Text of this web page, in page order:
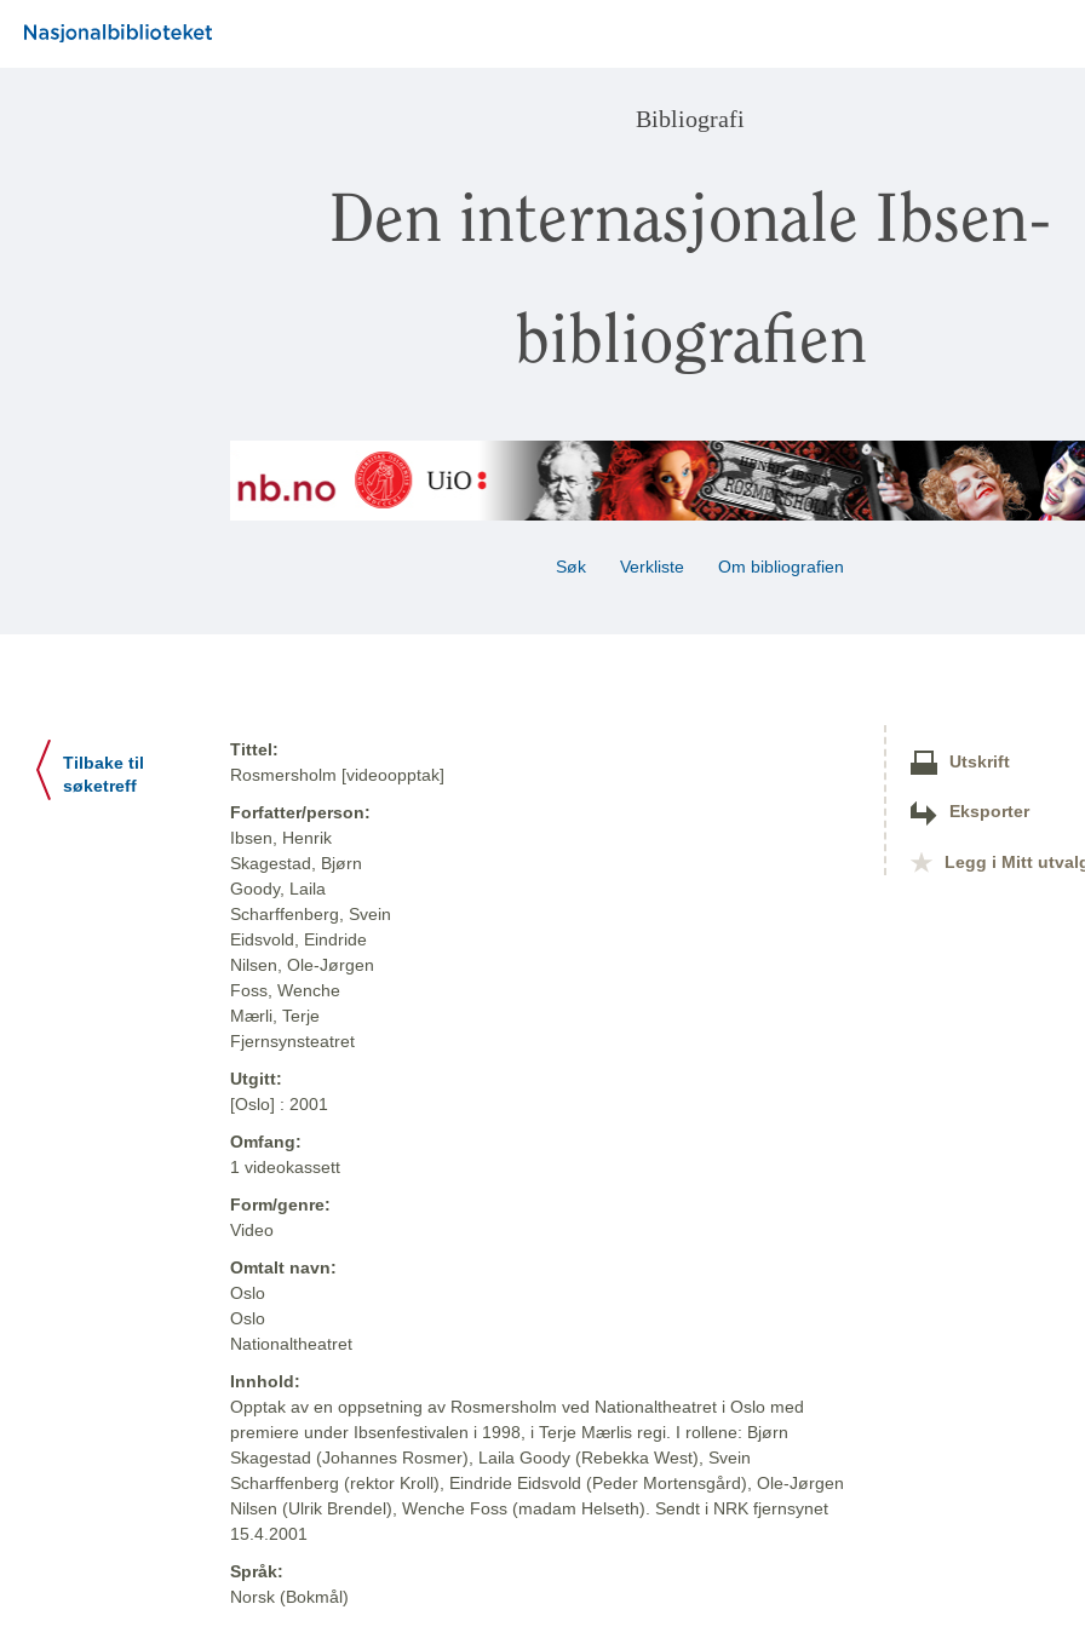
Bibliografi
Den internasjonale Ibsen-
bibliografien
Søk Verkliste Om bibliografien
Tilbake til
søketreff
Tittel:
Rosmersholm [videoopptak]
Forfatter/person:
Ibsen, Henrik
Skagestad, Bjørn
Goody, Laila
Scharffenberg, Svein
Eidsvold, Eindride
Nilsen, Ole-Jørgen
Foss, Wenche
Mærli, Terje
Fjernsynsteatret
Utgitt:
[Oslo] : 2001
Omfang:
1 videokassett
Form/genre:
Video
Omtalt navn:
Oslo
Oslo
Nationaltheatret
Innhold:
Opptak av en oppsetning av Rosmersholm ved Nationaltheatret i Oslo med
premiere under Ibsenfestivalen i 1998, i Terje Mærlis regi. I rollene: Bjørn
Skagestad (Johannes Rosmer), Laila Goody (Rebekka West), Svein
Scharffenberg (rektor Kroll), Eindride Eidsvold (Peder Mortensgård), Ole-Jørgen
Nilsen (Ulrik Brendel), Wenche Foss (madam Helseth). Sendt i NRK fjernsynet
15.4.2001
Språk:
Norsk (Bokmål)
Utskrift
Eksporter
Legg i Mitt